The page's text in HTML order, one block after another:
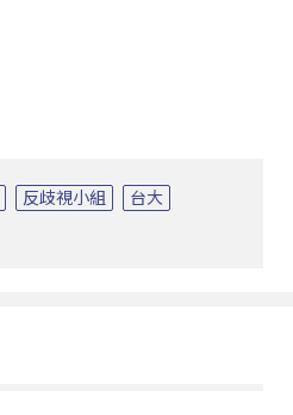
反歧視小組
台大